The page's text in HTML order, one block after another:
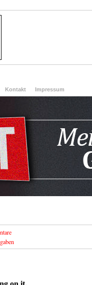
Kontakt Impressum